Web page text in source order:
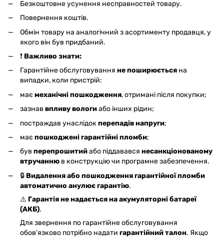
Безкоштовне усунення несправностей товару.
Повернення коштів.
Обмін товару на аналогічний з асортименту продавця, у
якого він був придбаний.
❗ Важливо знати:
Гарантійне обслуговування не поширюється на
випадки, коли пристрій:
має механічні пошкодження, отримані після покупки;
зазнав впливу вологиабо інших рідин;
постраждав унаслідок перепадів напруги;
має пошкоджені гарантійні пломби;
був перепрошитийабо піддавався несанкціонованому
втручанню в конструкцію чи програмне забезпечення.
🔒 Видалення або пошкодження гарантійної пломби
автоматично анулює гарантію.
⚠️ Гарантія не надається на акумуляторні батареї
(АКБ).
Для звернення по гарантійне обслуговування
обов’язково потрібно надати гарантійний талон. Якщо